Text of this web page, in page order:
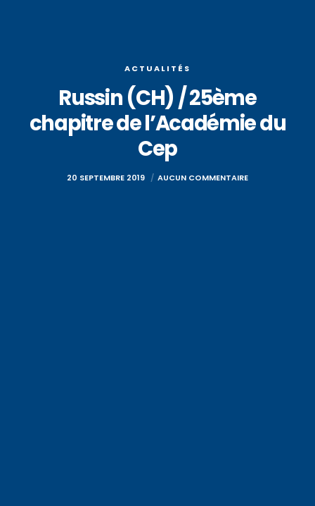
ACTUALITÉS
Russin (CH) / 25ème
chapitre de l’Académie du
Cep
20 SEPTEMBRE 2019 AUCUN COMMENTAIRE